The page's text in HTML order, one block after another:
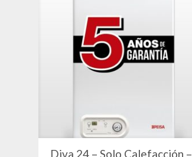
Diva 24 – Solo Calefacción –